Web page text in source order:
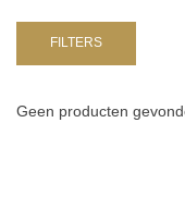
NURSERY /
FILTERS
Geen producten